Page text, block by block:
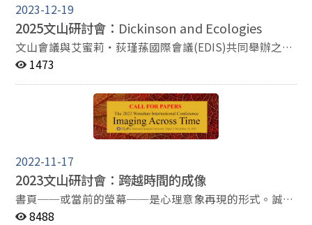
26日（一） April 8（一） 論文摘要錄取通知日：2024年
3月26日（二）-2月26日前投稿 論文摘要新錄取通知日：
2024年4月30日（二）-2月26日後投稿 投稿連結：
https://forms.gle/meX3vNGxwoCM74VL8 研討會郵箱：
https://etrawenshan.wixsite.com/etra-wenshan
2023-12-19
2025文山研討會： Dickinson and Ecologies
文山會議與艾蜜莉・荻瑾蓀國際會議(EDIS)共同舉辦之國
際學術研討會將於2025年6月19日至22日舉行。整場研討
稿，截止日期為 2024年9月30日。此次研討會的主題為
Dickinson and Ecologies，詳細徵稿子題及相關資訊請參
見附檔或研討會網站。 官方郵箱：
nccu2025wenshanedis@outlook.com 官網：
https://2025edisinwenshan.wordpress.com/
1473
2022-11-17
2023文山研討會：跨越時間的成像
書頁──或當前的螢幕──是心理意象再現的形式。誠然
今日文化中文介面比比皆是，有時我們甚至忘記每個文本
8488